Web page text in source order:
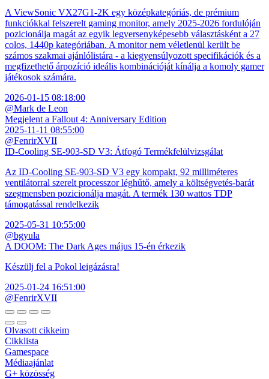
A ViewSonic VX27G1-2K egy középkategóriás, de prémium
funkciókkal felszerelt gaming monitor, amely 2025-2026 fordulóján
pozicionálja magát az egyik legversenyképesebb választásként a 27
colos, 1440p kategóriában. A monitor nem véletlenül került be
számos szakmai ajánlólistára - a kiegyensúlyozott specifikációk és a
megfizethető árpozíció ideális kombinációját kínálja a komoly gamer
játékosok számára.
2026-01-15 08:18:00
@Mark de Leon
Megjelent a Fallout 4: Anniversary Edition
2025-11-11 08:55:00
@FenrirXVII
ID-Cooling SE-903-SD V3: Átfogó Termékfelülvizsgálat
Az ID-Cooling SE-903-SD V3 egy kompakt, 92 milliméteres
ventilátorral szerelt processzor léghűtő, amely a költségvetés-barát
szegmensben pozicionálja magát. A termék 130 wattos TDP
támogatással rendelkezik
2025-05-31 10:55:00
@bgyula
A DOOM: The Dark Ages május 15-én érkezik
Készülj fel a Pokol leigázásra!
2025-01-24 16:51:00
@FenrirXVII
Olvasott cikkeim
Cikklista
Gamespace
Médiaajánlat
G+ közösség